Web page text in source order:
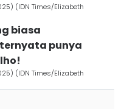
(IDN Times/Elizabeth
biasa
punya
(IDN Times/Elizabeth